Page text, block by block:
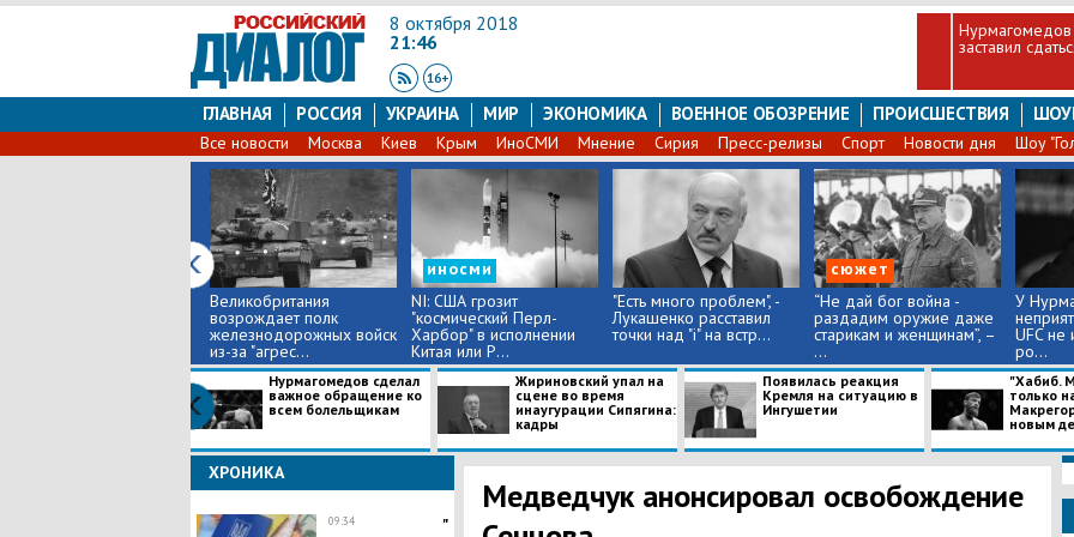
8 октября 2018
21:46
Нурмагомедов
заставил
ГЛАВНАЯ РОССИЯ УКРАИНА МИР ЭКОНОМИКА ВОЕННОЕ ОБОЗРЕНИЕ ПРОИСШЕСТВИЯ
Все новости Москва Киев Крым ИноСМИ Мнение Сирия Пресс-релизы Спорт Новости дня Шоу
Великобритания
возрождает полк
железнодорожных войск
из-за "агрес...
иносми
NI: США грозит
"космический Перл-
Харбор" в исполнении
Китая или Р...
"Есть много проблем", -
Лукашенко расставил
точки над "і" на встр...
сюжет
“Не дай бог война -
раздадим оружие даже
старикам и женщинам”, –
...
У
UFC не
ро...
Нурмагомедов сделал
важное обращение ко
всем болельщикам
Жириновский упал на
сцене во время
инаугурации Сипягина:
кадры
Появилась реакция
Кремля на ситуацию в
Ингушетии
"Хабиб.
только
новым
ХРОНИКА
09:34
"
Медведчук анонсировал освобождение